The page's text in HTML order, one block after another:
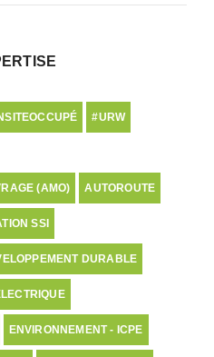
#URW
(AMO) AUTOROUTE
SSI
DURABLE
ENVIRONNEMENT - ICPE